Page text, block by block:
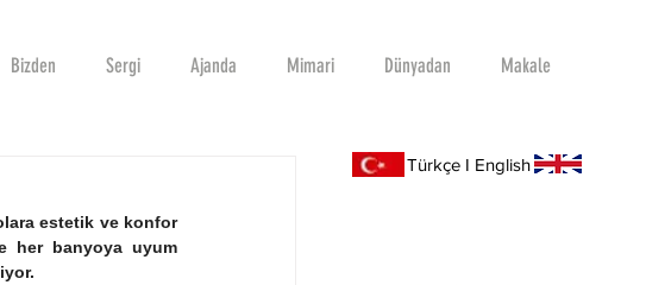
Bizden Sergi Ajanda Mimari Dünyadan Makale
estetik ve konfor
her banyoya uyum
Türkçe I English